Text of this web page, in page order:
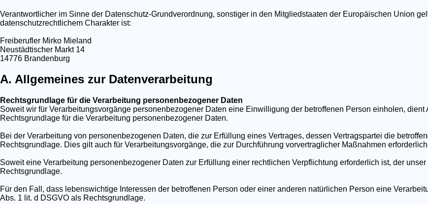
Verantwortlicher im Sinne der Datenschutz-Grundverordnung, sonstiger in den Mitgliedstaaten der Europäischen Union
datenschutzrechtlichem Charakter ist:
Freiberufler Mirko Mieland
Neustädtischer Markt 14
14776 Brandenburg
A. Allgemeines zur Datenverarbeitung
Rechtsgrundlage für die Verarbeitung personenbezogener Daten
Soweit wir für Verarbeitungsvorgänge personenbezogener Daten eine Einwilligung der betroffenen Person einholen,
Rechtsgrundlage für die Verarbeitung personenbezogener Daten.
Bei der Verarbeitung von personenbezogenen Daten, die zur Erfüllung eines Vertrages, dessen Vertragspartei die
Rechtsgrundlage. Dies gilt auch für Verarbeitungsvorgänge, die zur Durchführung vorvertraglicher Maßnahmen
Soweit eine Verarbeitung personenbezogener Daten zur Erfüllung einer rechtlichen Verpflichtung erforderlich ist, der
Rechtsgrundlage.
Für den Fall, dass lebenswichtige Interessen der betroffenen Person oder einer anderen natürlichen Person eine
Abs. 1 lit. d DSGVO als Rechtsgrundlage.